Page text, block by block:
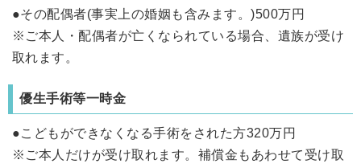
●その配偶者(事実上の婚姻も含みます。)500万円
※ご本人・配偶者が亡くなられている場合、遺族が受け
取れます。
優生手術等一時金
●こどもができなくなる手術をされた方320万円
※ご本人だけが受け取れます。補償金もあわせて受け取